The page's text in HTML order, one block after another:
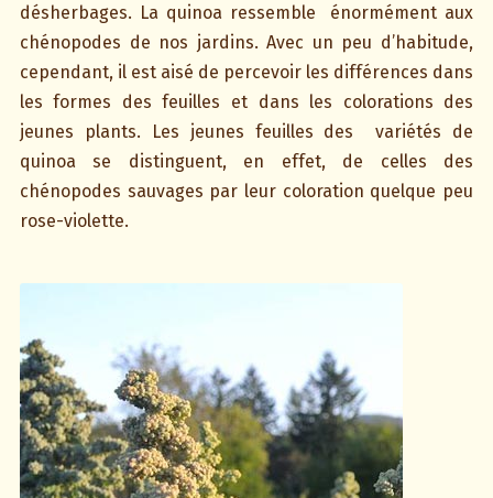
désherbages. La quinoa ressemble énormément aux
chénopodes de nos jardins. Avec un peu d’habitude,
cependant, il est aisé de percevoir les différences dans
les formes des feuilles et dans les colorations des
jeunes plants. Les jeunes feuilles des variétés de
quinoa se distinguent, en effet, de celles des
chénopodes sauvages par leur coloration quelque peu
rose-violette.